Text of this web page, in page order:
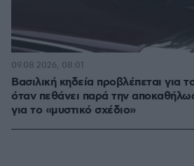
Βασιλική κηδεία προβλέπεται για
όταν πεθάνει παρά την
για το «μυστικό σχέδιο»
09.08.2026, 08:01